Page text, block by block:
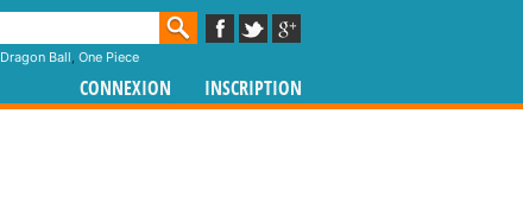
Dragon Ball, One Piece
CONNEXION INSCRIPTION